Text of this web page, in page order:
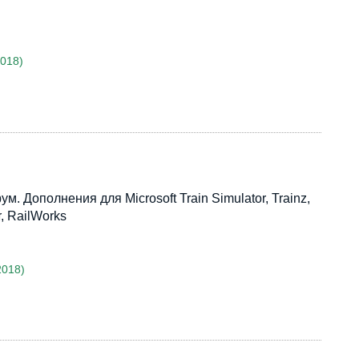
Дополнения для Microsoft Train Simulator, Trainz,
RailWorks